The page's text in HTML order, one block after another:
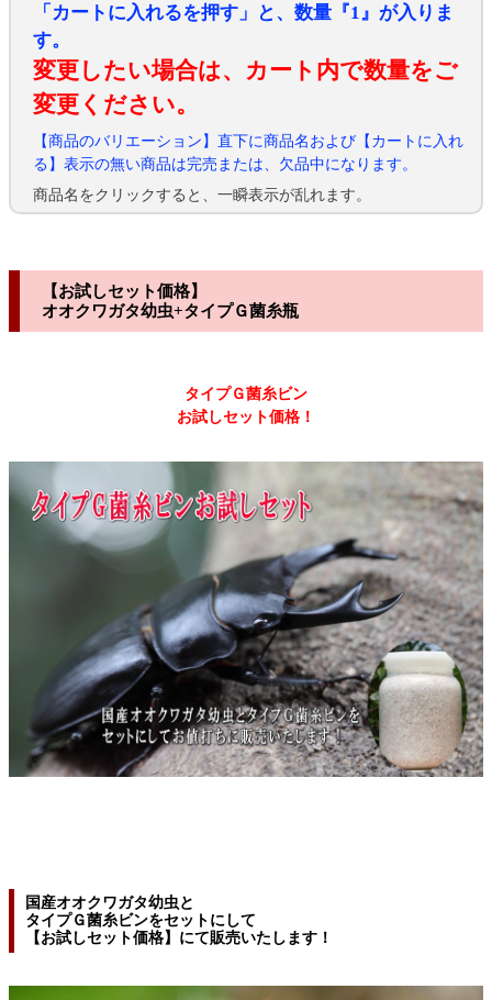
「カートに入れるを押す」と、数量『1』が入りま
す。
変更したい場合は、カート内で数量をご
変更ください。
【商品のバリエーション】直下に商品名および【カートに入れ
る】表示の無い商品は完売または、欠品中になります。
商品名をクリックすると、一瞬表示が乱れます。
【お試しセット価格】
オオクワガタ幼虫+タイプＧ菌糸瓶
タイプＧ菌糸ビン
お試しセット価格！
国産オオクワガタ幼虫と
タイプＧ菌糸ビンをセットにして
【お試しセット価格】にて販売いたします！